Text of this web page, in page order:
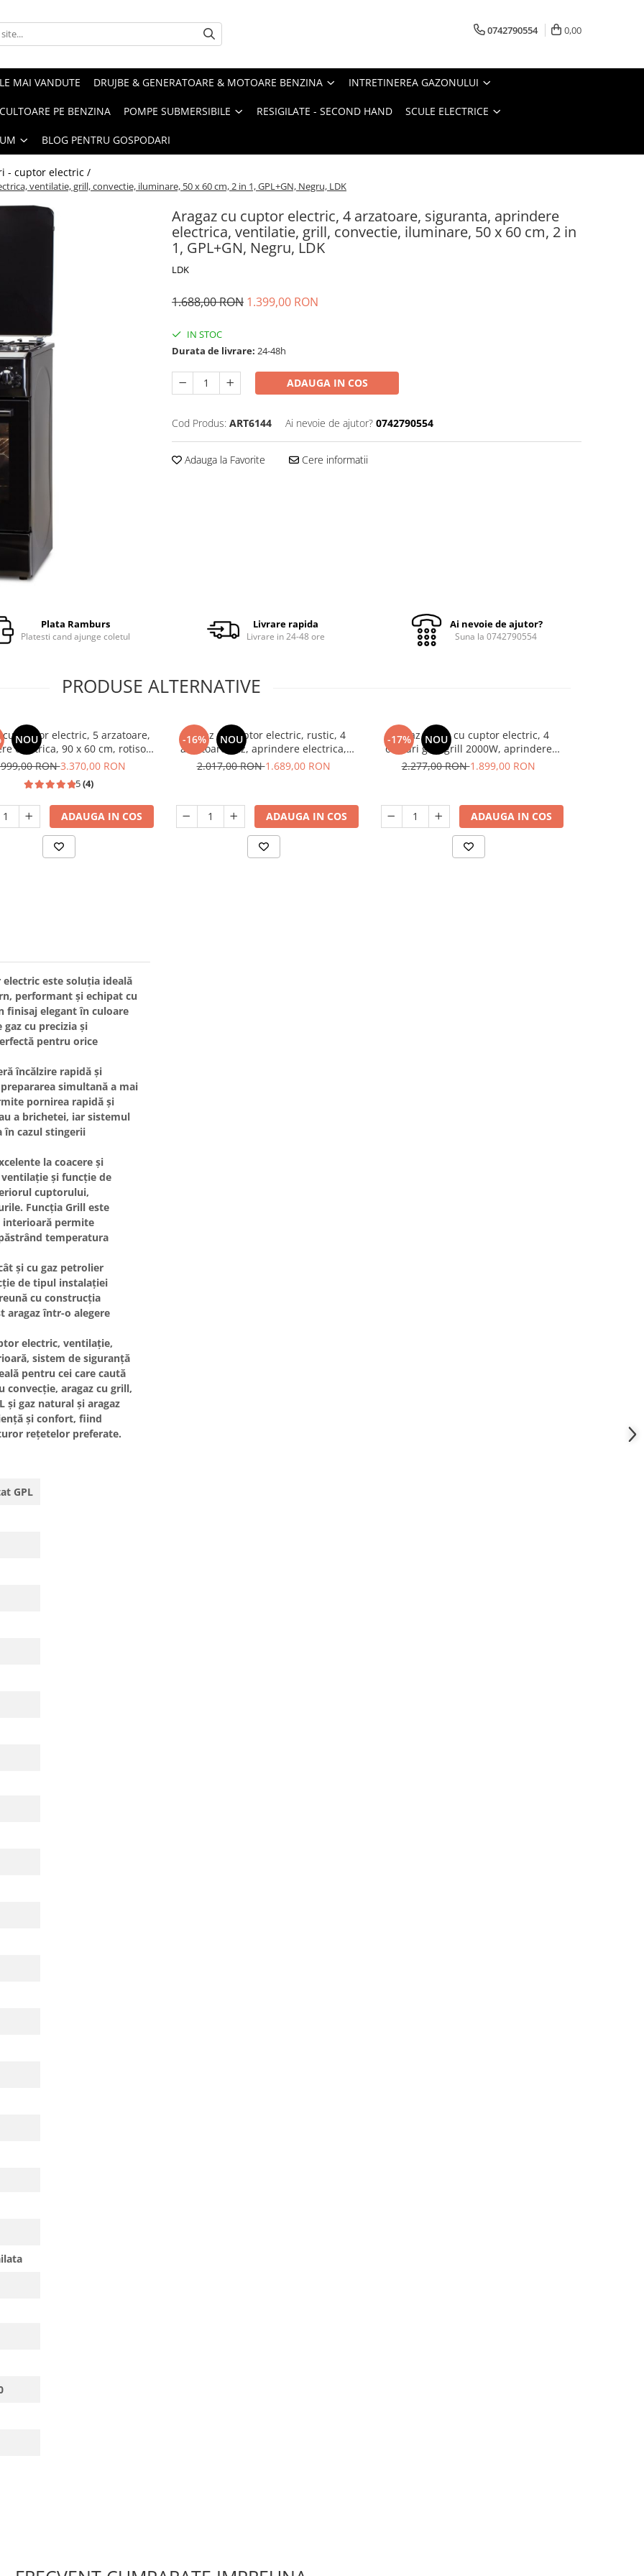
0742790554 0,00
MAI VANDUTE DRUJBE & GENERATOARE & MOTOARE BENZINA INTRETINEREA GAZONULUI
PE BENZINA POMPE SUBMERSIBILE RESIGILATE - SECOND HAND SCULE ELECTRICE
BLOG PENTRU GOSPODARI
- cuptor electric /
ventilatie, grill, convectie, iluminare, 50 x 60 cm, 2 in 1, GPL+GN, Negru, LDK
Aragaz cu cuptor electric, 4 arzatoare, siguranta, aprindere
electrica, ventilatie, grill, convectie, iluminare, 50 x 60 cm, 2 in
1, GPL+GN, Negru, LDK
LDK
1.688,00 RON 1.399,00 RON
IN STOC
Durata de livrare: 24-48h
ADAUGA IN COS
Cod Produs: ART6144 Ai nevoie de ajutor? 0742790554
Adauga la Favorite Cere informatii
Plata Ramburs
Platesti cand ajunge coletul
Livrare rapida
Livrare in 24-48 ore
Ai nevoie de ajutor?
Suna la 0742790554
PRODUSE ALTERNATIVE
NOU
cu cuptor electric, 5 arzatoare,
electrica, 90 x 60 cm, rotisor,
grill electric, Inox,
RON3.370,00 RON
5(4)
ADAUGA IN COS
-16% NOU
Aragaz cu cuptor electric, rustic, 4
arzatoare gaz, aprindere electrica,
gratare fonta, lumina, GPL, Bej,
2.017,00 RON1.689,00 RON
ADAUGA IN COS
-17% NOU
Aragaz rustic cu cuptor electric, 4
ochiuri gaz, grill 2000W, aprindere
electrica, gratare din fonta, Beige,
2.277,00 RON1.899,00 RON
ADAUGA IN COS
electric este soluția ideală
performant și echipat cu
finisaj elegant în culoare
cu precizia și
pentru orice
încălzire rapidă și
simultană a mai
pornirea rapidă și
a brichetei, iar sistemul
cazul stingerii
la coacere și
ventilație și funcție de
cuptorului,
Funcția Grill este
interioară permite
temperatura
și cu gaz petrolier
de tipul instalației
cu construcția
aragaz într-o alegere
electric, ventilație,
, sistem de siguranță
pentru cei care caută
convecție, aragaz cu grill,
și gaz natural și aragaz
și confort, fiind
rețetelor preferate.
GPL